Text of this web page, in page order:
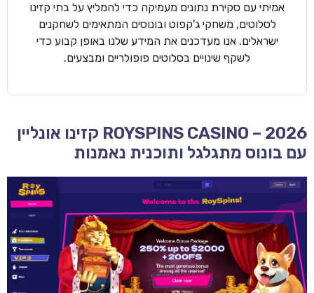
אמיתי עם סקירת נתונים מעמיקה כדי להמליץ על בתי קזינו
לסלוטים, משחקי ג'קפוט ובונוסים המתאימים לשחקנים
ישראלים. אנו מעדכנים את המידע שלנו באופן קבוע כדי
לשקף שינויים בסלוטים פופולריים ומבצעים.
ROYSPINS CASINO – 2026 קזינו אונליין
עם בונוס מתגלגל ותוכנית נאמנות